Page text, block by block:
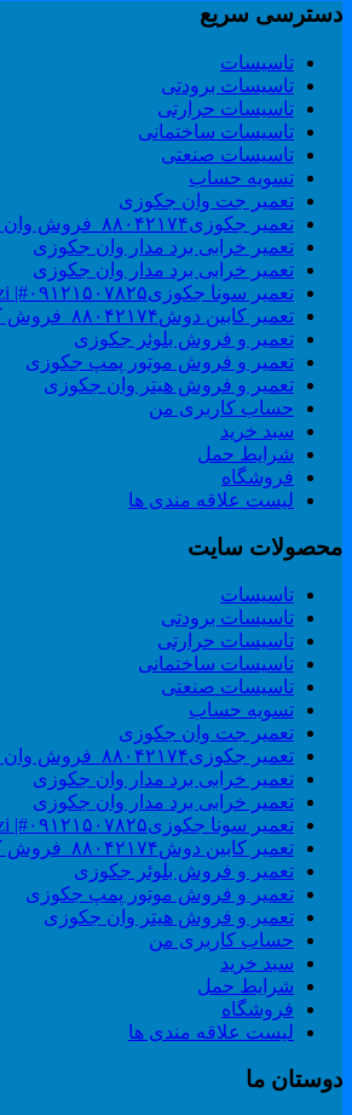
سریع
تاسیسات
تاسیسات برودتی
تاسیسات حرارتی
تاسیسات ساختمانی
تاسیسات صنعتی
تسویه حساب
تعمیر جت وان جکوزی
تعمیر جکوزی۸۸۰۴۲۱۷۴_فروش وان_جکوزی
تعمیر خرابی برد مدار وان جکوزی
تعمیر خرابی برد مدار وان جکوزی
تعمیر سونا جکوزی۰۹۱۲۱۵۰۷۸۲۵#| Sauna | Jacuzzi
تعمیر کابین دوش۸۸۰۴۲۱۷۴_فروش کابین دوش
تعمیر و فروش بلوئر جکوزی
تعمیر و فروش موتور پمپ جکوزی
تعمیر و فروش هیتر وان جکوزی
حساب کاربری من
سبد خرید
شرایط حمل
فروشگاه
لیست علاقه مندی ها
سایت
تاسیسات
تاسیسات برودتی
تاسیسات حرارتی
تاسیسات ساختمانی
تاسیسات صنعتی
تسویه حساب
تعمیر جت وان جکوزی
تعمیر جکوزی۸۸۰۴۲۱۷۴_فروش وان_جکوزی
تعمیر خرابی برد مدار وان جکوزی
تعمیر خرابی برد مدار وان جکوزی
تعمیر سونا جکوزی۰۹۱۲۱۵۰۷۸۲۵#| Sauna | Jacuzzi
تعمیر کابین دوش۸۸۰۴۲۱۷۴_فروش کابین دوش
تعمیر و فروش بلوئر جکوزی
تعمیر و فروش موتور پمپ جکوزی
تعمیر و فروش هیتر وان جکوزی
حساب کاربری من
سبد خرید
شرایط حمل
فروشگاه
لیست علاقه مندی ها
ما